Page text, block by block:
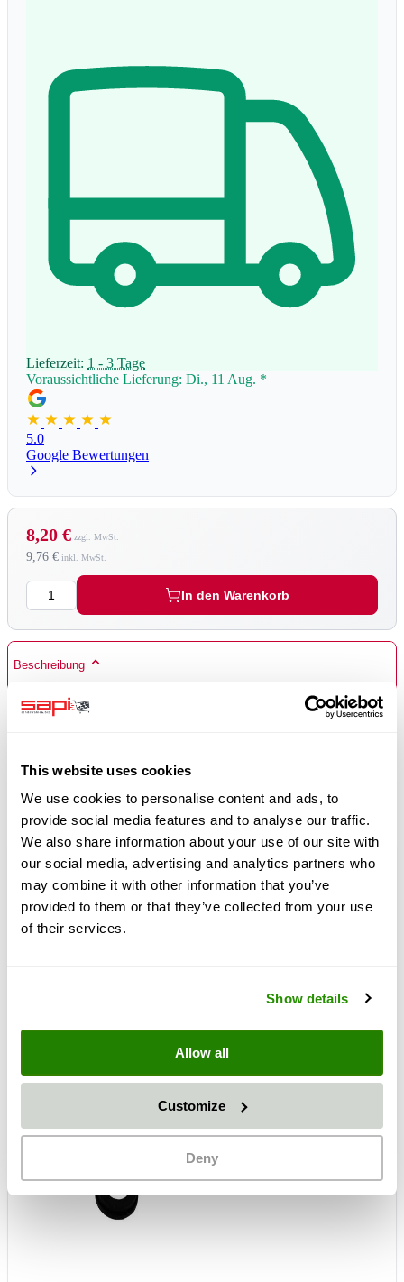
This website uses cookies
We use cookies to personalise content and ads, to
provide social media features and to analyse our traffic.
We also share information about your use of our site with
our social media, advertising and analytics partners who
may combine it with other information that you’ve
provided to them or that they’ve collected from your use
of their services.
Show details
Allow all
Customize
Deny
Lieferzeit: 1 - 3 Tage
Voraussichtliche Lieferung: Di., 11 Aug. *
5.0
Google Bewertungen
9,76 €
8,20 €
Menge
In den Warenkorb
Beschreibung
passend für Strahlschlauchdurchmesser 19x7 mm
Fragen
Häufig zusammen gekauft